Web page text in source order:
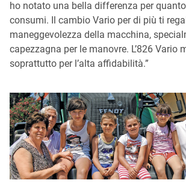
ho notato una bella differenza per
consumi. Il cambio Vario per di più ti
maneggevolezza della macchina,
capezzagna per le manovre. L’826 Vario
soprattutto per l’alta affidabilità.”